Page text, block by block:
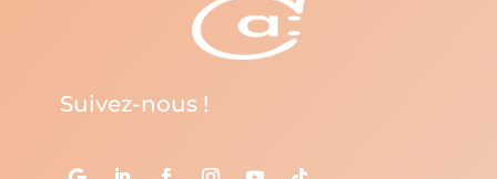
Suivez-nous !